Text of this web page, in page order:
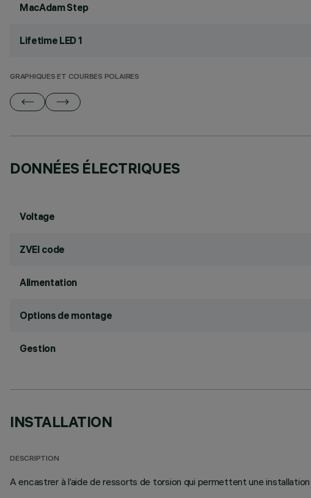
MacAdam Step
Lifetime LED 1
GRAPHIQUES ET COURBES POLAIRES
DONNÉES ÉLECTRIQUES
Voltage
ZVEI code
Alimentation
Options de montage
Gestion
INSTALLATION
DESCRIPTION
A encastrer à l’aide de ressorts de torsion qui permettent une